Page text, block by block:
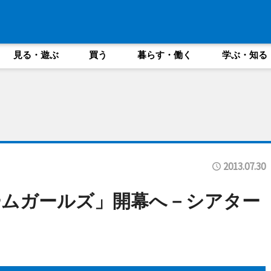
見る・遊ぶ 買う 暮らす・働く 学ぶ・知る
2013.07.30
ガールズ」開幕へ－シアター